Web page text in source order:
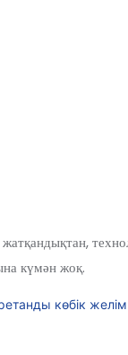
ие
күмән жоқ.